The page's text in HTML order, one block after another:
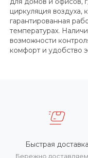
циркуляция воздуха,
гарантированная
температурах.
возможности
комфорт и удобство
Быстрая доставка
Бережно